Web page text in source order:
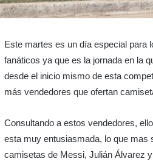
Este martes es un día especial para
fanáticos ya que es la jornada en la
desde el inicio mismo de esta
más vendedores que ofertan
Consultando a estos vendedores,
esta muy entusiasmada, lo que mas
camisetas de Messi, Julián Álvarez